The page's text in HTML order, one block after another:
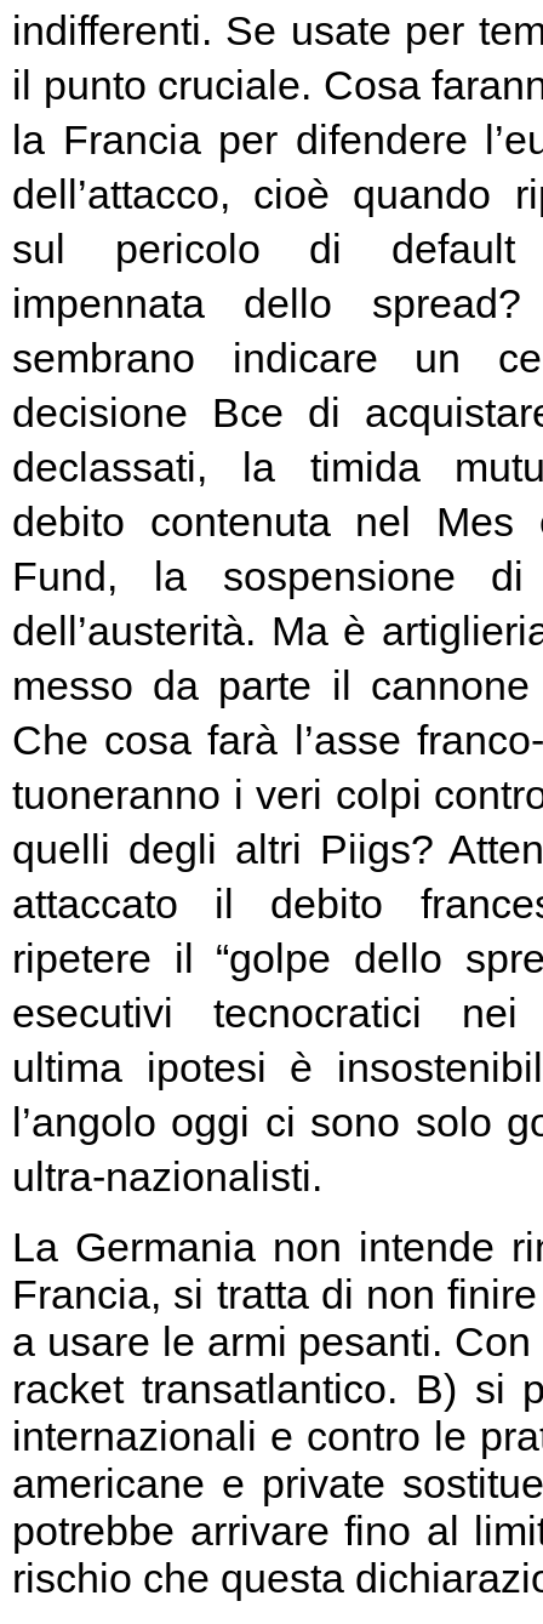
indifferenti. Se usate per
il punto cruciale. Cosa
la Francia per difendere
dell’attacco, cioè quando
sul pericolo di default
impennata dello
sembrano indicare un
decisione Bce di
declassati, la timida
debito contenuta nel Mes
Fund, la sospensione di
dell’austerità. Ma è
messo da parte il
Che cosa farà l’asse
tuoneranno i veri colpi
quelli degli altri Piigs?
attaccato il debito
ripetere il “golpe dello
esecutivi tecnocratici
ultima ipotesi è
l’angolo oggi ci sono solo
ultra-nazionalisti.
La Germania non intende
Francia, si tratta di non
a usare le armi pesanti.
racket transatlantico. B) si
internazionali e contro le
americane e private
potrebbe arrivare fino al
rischio che questa